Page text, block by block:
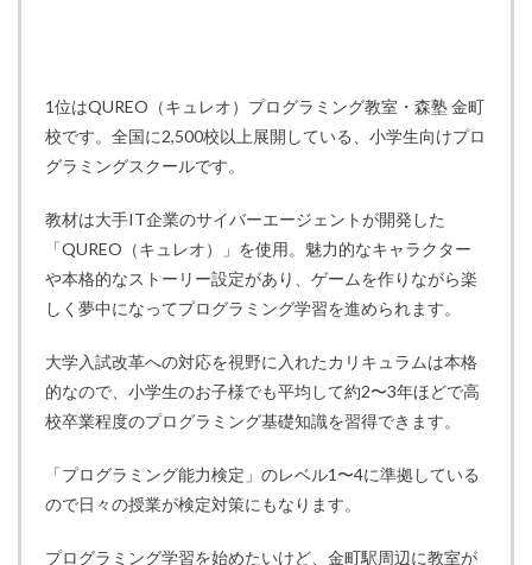
1位はQUREO（キュレオ）プログラミング教室・森塾 金町
校です。全国に2,500校以上展開している、小学生向けプロ
グラミングスクールです。
教材は大手IT企業のサイバーエージェントが開発した
「QUREO（キュレオ）」を使用。魅力的なキャラクター
や本格的なストーリー設定があり、ゲームを作りながら楽
しく夢中になってプログラミング学習を進められます。
大学入試改革への対応を視野に入れたカリキュラムは本格
的なので、小学生のお子様でも平均して約2〜3年ほどで高
校卒業程度のプログラミング基礎知識を習得できます。
「プログラミング能力検定」のレベル1〜4に準拠している
ので日々の授業が検定対策にもなります。
プログラミング学習を始めたいけど、金町駅周辺に教室が